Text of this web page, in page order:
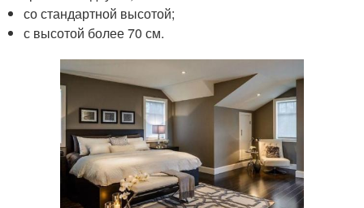
со стандартной высотой;
с высотой более 70 см.